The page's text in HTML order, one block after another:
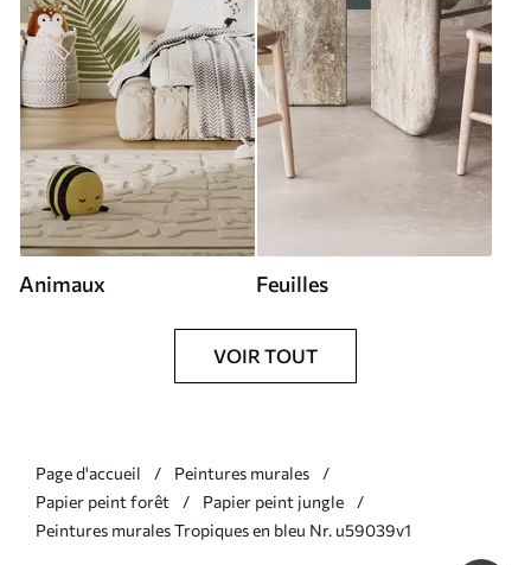
Animaux Feuilles
VOIR TOUT
Page d'accueil
Peintures murales
Papier peint forêt
Papier peint jungle
Peintures murales Tropiques en bleu Nr. u59039v1